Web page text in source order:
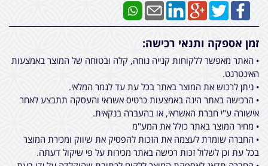
זמן אספקה ותנאי רכישה:
• האתר מאפשר ללקוחות קנייה נוחה, קלה ובטוחה של המוצר באמצעות
האינטרנט.
• ניתן לרכוש את המוצר באתר בכל עת עד לגמר המלאי.
• הרכישה באתר הינה באמצעות כרטיס אשראי והעסקה תתבצע לאחר
אישורה ע"י חברת האשראי, או בהעברה בנקאית.
• מחיר המוצר באתר כולל את המע"מ
• החברה שומרת לעצמה את הזכות להפסיק את שיווק ומכירת המוצר
בכל עת וכן לשלול זכות רכישה באתר מכירות על פי שיקול דעתה.